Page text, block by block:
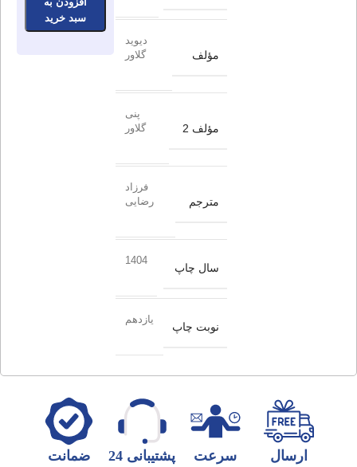
مؤلف
دیوید
‌گلاور
مؤلف 2
پنی‌
گلاور
مترجم
فرزاد
رضایی
سال چاپ
1404
نوبت چاپ
یازدهم
سبد خرید
ارسال
سرعت
پشتیبانی 24
ضمانت